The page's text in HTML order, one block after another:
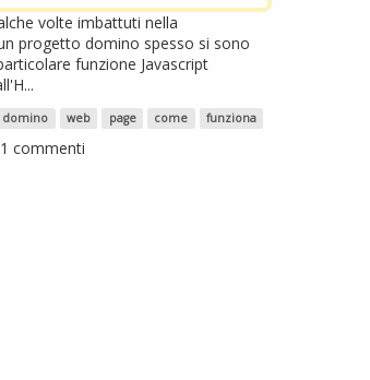
volte imbattuti nella
progetto domino spesso si sono
funzione Javascript
domino web page come funziona
1 commenti